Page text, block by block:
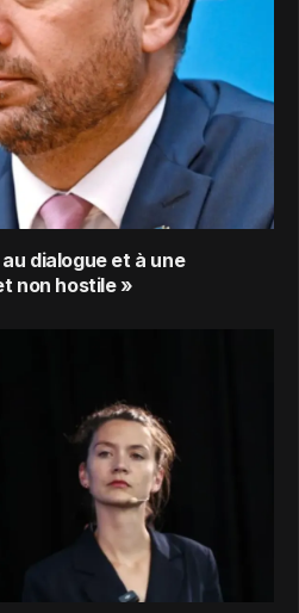
dialogue et à une
non hostile »